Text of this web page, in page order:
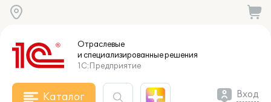
Отраслевые
и специализированныерешения
1С:Предприятие
Каталог Вход